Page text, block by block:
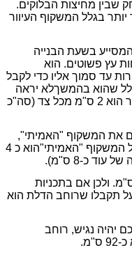
שבין מחיצות הבלוקים.
יותר בגלל המשקוף העיוור
בשעת הבנייה
עץ פשוטים. הוא
עד סמוך אליו כדי לקבל
שהוא בהמשךלא יראה
אותנו.. אלא יוסתר. עובי המשקוף העיוור הוא 2 ס"מ מכל צד (סה"כ
את המשקוף "האמיתי",
המשקוף "האמיתי"
הוא כ 4
כ-8 ס"מ).
אם כן, שרוחב הפתח קטן בכ-12 ס"מ. ולכן אם בתכניות
של 80 ס"מ, בפועל תקבלו שרוחב הדלת הוא
יהיה נגיש, רוחב